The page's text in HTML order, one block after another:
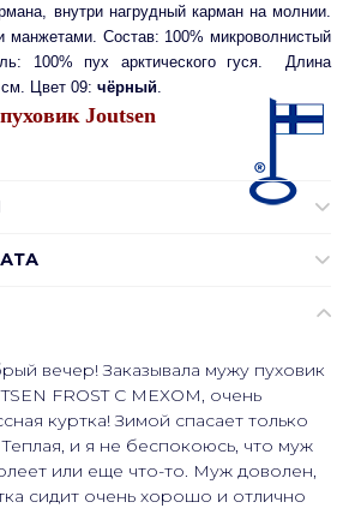
внутри нагрудный карман на молнии.
манжетами. Состав: 100% микроволнистый
100% пух арктического гуся. Длина
Цвет 09: чёрный
Joutsen
вечер! Заказывала мужу пуховик
FROST С МЕХОМ, очень
куртка! Зимой спасает только
Теплая, и я не беспокоюсь, что муж
или еще что-то. Муж доволен,
сидит очень хорошо и отлично